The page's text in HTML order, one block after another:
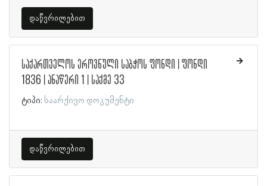
დაწვრილებით
საქართველოს ეროვნული საბჭოს ფონდი | ფონდი
1836 | ანაწერი 1 | საქმე 33
ტიპი: საარქივო დოკუმენტი
დაწვრილებით